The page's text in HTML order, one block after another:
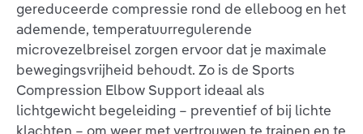
gereduceerde compressie rond de elleboog en het
ademende, temperatuurregulerende
microvezelbreisel zorgen ervoor dat je maximale
bewegingsvrijheid behoudt. Zo is de Sports
Compression Elbow Support ideaal als
lichtgewicht begeleiding – preventief of bij lichte